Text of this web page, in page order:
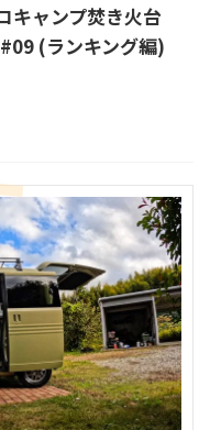
キャンプ焚き火台
(ランキング編)